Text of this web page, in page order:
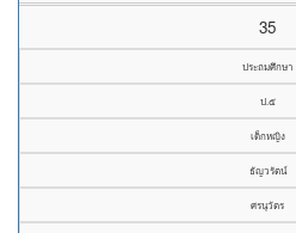
35
ประถมศึกษา
ป.๕
เด็กหญิง
ธัญวรัตน์
ศรนุวัตร